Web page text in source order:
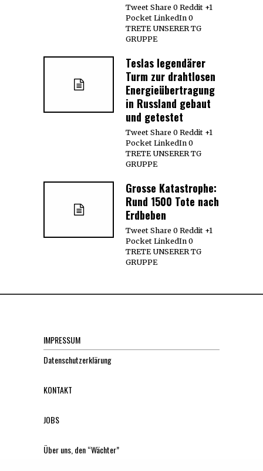
Tweet Share 0 Reddit +1
Pocket LinkedIn 0
TRETE UNSERER TG
GRUPPE
Teslas legendärer
Turm zur drahtlosen
Energieübertragung
in Russland gebaut
und getestet
Tweet Share 0 Reddit +1
Pocket LinkedIn 0
TRETE UNSERER TG
GRUPPE
Grosse Katastrophe:
Rund 1500 Tote nach
Erdbeben
Tweet Share 0 Reddit +1
Pocket LinkedIn 0
TRETE UNSERER TG
GRUPPE
IMPRESSUM
Datenschutzerklärung
KONTAKT
JOBS
Über uns, den “Wächter”